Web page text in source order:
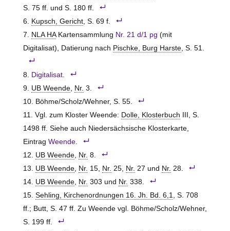
S. 75 ff. und S. 180 ff.
Kupsch, Gericht, S. 69 f.
NLA HAKartensammlung Nr. 21 d/1 pg (mit
Digitalisat), Datierung nach Pischke, Burg Harste, S. 51.
Digitalisat.
UB Weende, Nr. 3.
Böhme/Scholz/Wehner, S. 55.
Vgl. zum Kloster Weende: Dolle, Klosterbuch III, S.
1498 ff. Siehe auch Niedersächsische Klosterkarte,
Eintrag Weende.
UB Weende, Nr. 8.
UB Weende, Nr. 15, Nr. 25, Nr. 27 und Nr. 28.
UB Weende, Nr. 303 und Nr. 338.
Sehling, Kirchenordnungen 16. Jh. Bd. 6,1, S. 708
ff.; Butt, S. 47 ff. Zu Weende vgl. Böhme/Scholz/Wehner,
S. 199 ff.